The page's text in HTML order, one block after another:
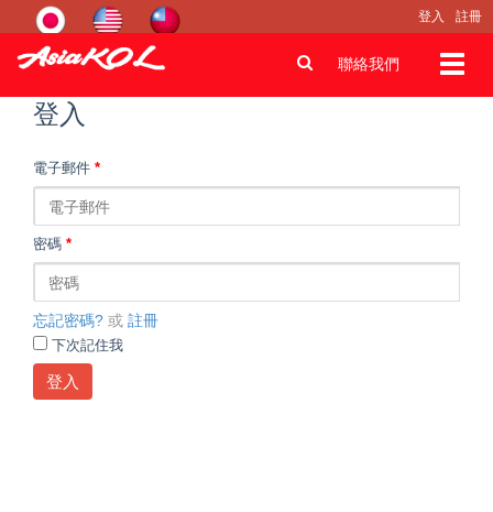
登入 註冊
聯絡我們
登入
電子郵件 *
密碼 *
忘記密碼? 或 註冊
下次記住我
登入